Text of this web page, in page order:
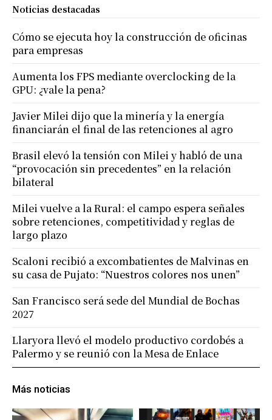
Más noticias
Noticias destacadas
Cómo se ejecuta hoy la construcción de oficinas
para empresas
Aumenta los FPS mediante overclocking de la
GPU: ¿vale la pena?
Javier Milei dijo que la minería y la energía
financiarán el final de las retenciones al agro
Brasil elevó la tensión con Milei y habló de una
“provocación sin precedentes” en la relación
bilateral
Milei vuelve a la Rural: el campo espera señales
sobre retenciones, competitividad y reglas de
largo plazo
Scaloni recibió a excombatientes de Malvinas en
su casa de Pujato: “Nuestros colores nos unen”
San Francisco será sede del Mundial de Bochas
2027
Llaryora llevó el modelo productivo cordobés a
Palermo y se reunió con la Mesa de Enlace